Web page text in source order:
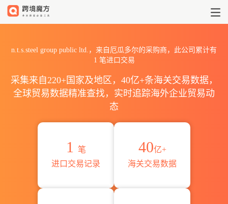
n.t.s.steel group public ltd.，来自厄瓜多尔的采购商，此公司累计有
1 笔进口交易
采集来自220+国家及地区，40亿+条海关交易数据，
全球贸易数据精准查找，实时追踪海外企业贸易动
态
1
笔
进口交易记录
40亿+
海关交易数据